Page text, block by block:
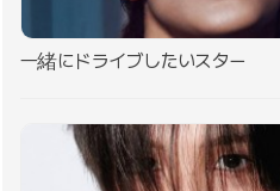
一緒にドライブしたいスター